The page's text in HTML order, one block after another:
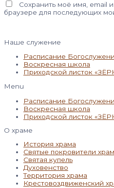
Сохранить моё имя, email
браузере для последующих
Наше служение
Расписание
Воскресная школа
Приходской листок
Menu
Расписание
Воскресная школа
Приходской листок
О храме
История храма
Святые покровители
Святая купель
Духовенство
Территория храма
Крестовоздвиженский